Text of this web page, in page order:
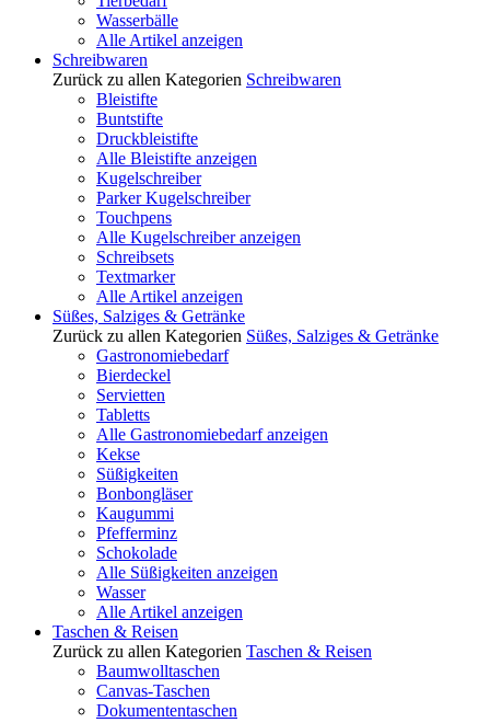
Wasserbälle
Alle Artikel anzeigen
Schreibwaren
Zurück zu allen Kategorien Schreibwaren
Bleistifte
Buntstifte
Druckbleistifte
Alle Bleistifte anzeigen
Kugelschreiber
Parker Kugelschreiber
Touchpens
Alle Kugelschreiber anzeigen
Schreibsets
Textmarker
Alle Artikel anzeigen
Süßes, Salziges & Getränke
Zurück zu allen Kategorien Süßes, Salziges & Getränke
Gastronomiebedarf
Bierdeckel
Servietten
Tabletts
Alle Gastronomiebedarf anzeigen
Kekse
Süßigkeiten
Bonbongläser
Kaugummi
Pfefferminz
Schokolade
Alle Süßigkeiten anzeigen
Wasser
Alle Artikel anzeigen
Taschen & Reisen
Zurück zu allen Kategorien Taschen & Reisen
Baumwolltaschen
Canvas-Taschen
Dokumententaschen